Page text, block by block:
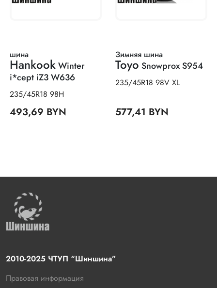
шина
HankookWinter
i*cept iZ3 W636
235/45R18 98H
493,69 BYN
Зимняя шина
Toyo Snowprox S954
235/45R18 98V XL
577,41 BYN
2010-2025 ЧТУП “Шиншина”
Правовая информация